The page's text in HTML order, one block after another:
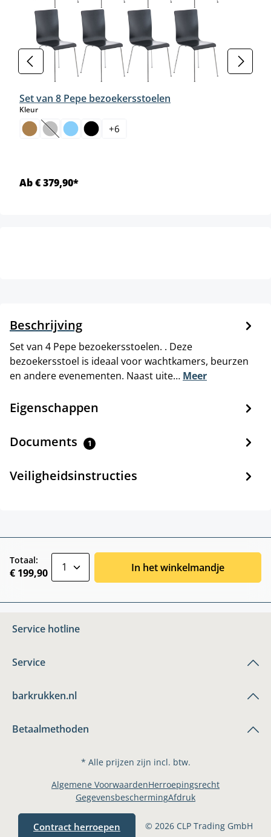
Set van 8 Pepe bezoekersstoelen
Kleurselect
(Deze optie is momenteel niet beschikbaar.)
+6
Ab € 379,90*
Beschrijving
Set van 4 Pepe bezoekersstoelen. . Deze
bezoekersstoel is ideaal voor wachtkamers, beurzen
en andere evenementen. Naast uite… Meer
Eigenschappen
Documents 1
Veiligheidsinstructies
Totaal:
€ 199,90 In het winkelmandje
Service hotline
Service
barkrukken.nl
Betaalmethoden
* Alle prijzen zijn incl. btw.
Contract herroepen © 2026 CLP Trading GmbH
Algemene VoorwaardenHerroepingsrecht
GegevensbeschermingAfdruk